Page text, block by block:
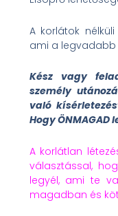
A korlátok
ami a legvadabb
Kész vagy
személy
való
Hogy ÖNMAGAD
A korlátlan
választással,
legyél, ami te
magadban és